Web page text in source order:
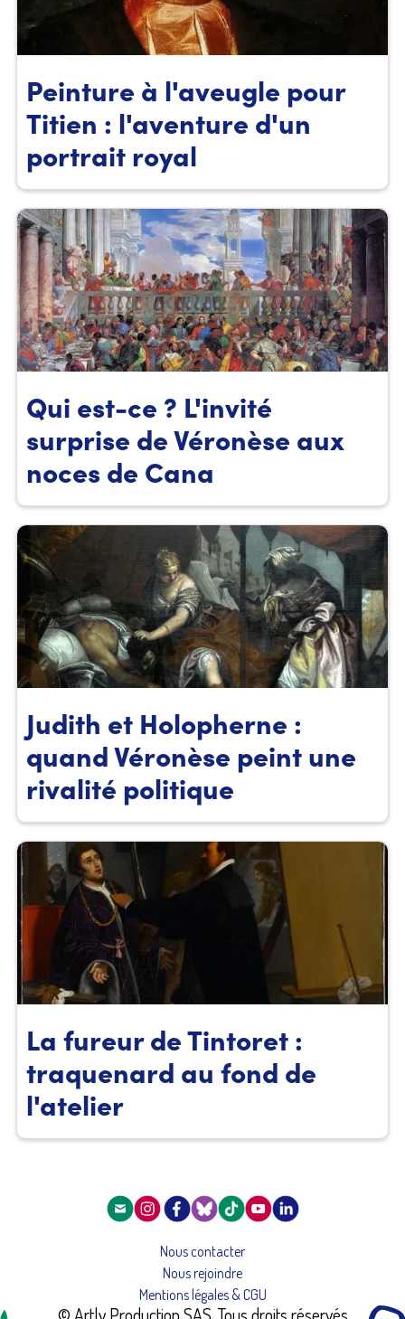
Peinture à l'aveugle pour
Titien : l'aventure d'un
portrait royal
Qui est-ce ? L'invité
surprise de Véronèse aux
noces de Cana
Judith et Holopherne :
quand Véronèse peint une
rivalité politique
La fureur de Tintoret :
traquenard au fond de
l'atelier
Nous contacter
Nous rejoindre
Mentions légales & CGU